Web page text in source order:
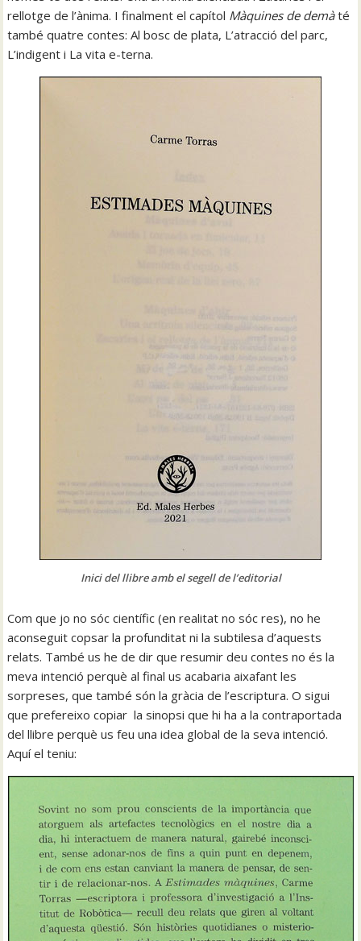
rellotge de l’ànima. I finalment el capítol Màquines de demàté
també quatre contes: Al bosc de plata, L’atracció del parc,
L’indigent i La vita e-terna.
Inici del llibre amb el segell de l’editorial
Com que jo no sóc científic (en realitat no sóc res), no he
aconseguit copsar la profunditat ni la subtilesa d’aquests
relats. També us he de dir que resumir deu contes no és la
meva intenció perquè al final us acabaria aixafant les
sorpreses, que també són la gràcia de l’escriptura. O sigui
que prefereixo copiar la sinopsi que hi ha a la contraportada
del llibre perquè us feu una idea global de la seva intenció.
Aquí el teniu: